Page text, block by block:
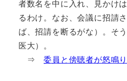
者数名を中に入れ、見かけ
るわけ。なお、会議に招請
ば、招請を断るがな）。そ
医大）。
⇒委員と傍聴者が怒鳴